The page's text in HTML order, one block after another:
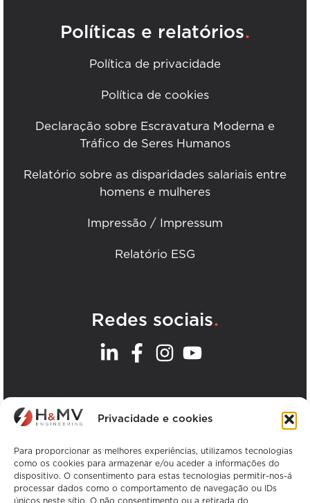
Privacidade e cookies
Para proporcionar as melhores experiências, utilizamos tecnologias
como os cookies para armazenar e/ou aceder a informações do
dispositivo. O consentimento para estas tecnologias permitir-nos-á
processar dados como o comportamento de navegação ou IDs
únicos neste sítio. O não consentimento ou a retirada do
Políticas e relatórios.
Política de privacidade
Política de cookies
Declaração sobre Escravatura Moderna e
Tráfico de Seres Humanos
Relatório sobre as disparidades salariais entre
homens e mulheres
Impressão / Impressum
Relatório ESG
Redes sociais.
Os nossos escritórios .